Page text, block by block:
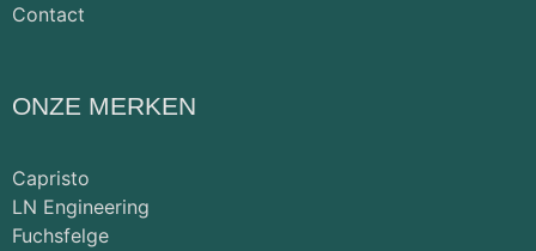
Contact
ONZE MERKEN
Capristo
LN Engineering
Fuchsfelge